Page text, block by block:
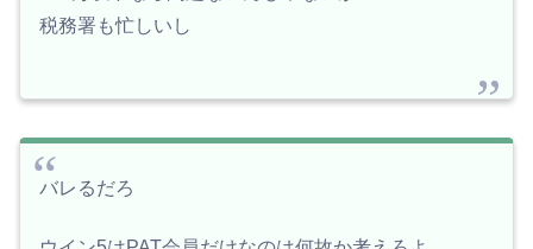
税務署も忙しいし
バレるだろ